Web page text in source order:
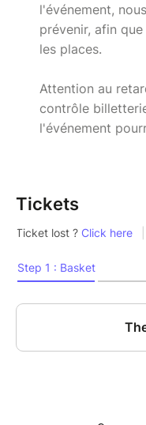
l'événement,
prévenir, afin
les places.
Attention au
contrôle
l'événement
Tickets